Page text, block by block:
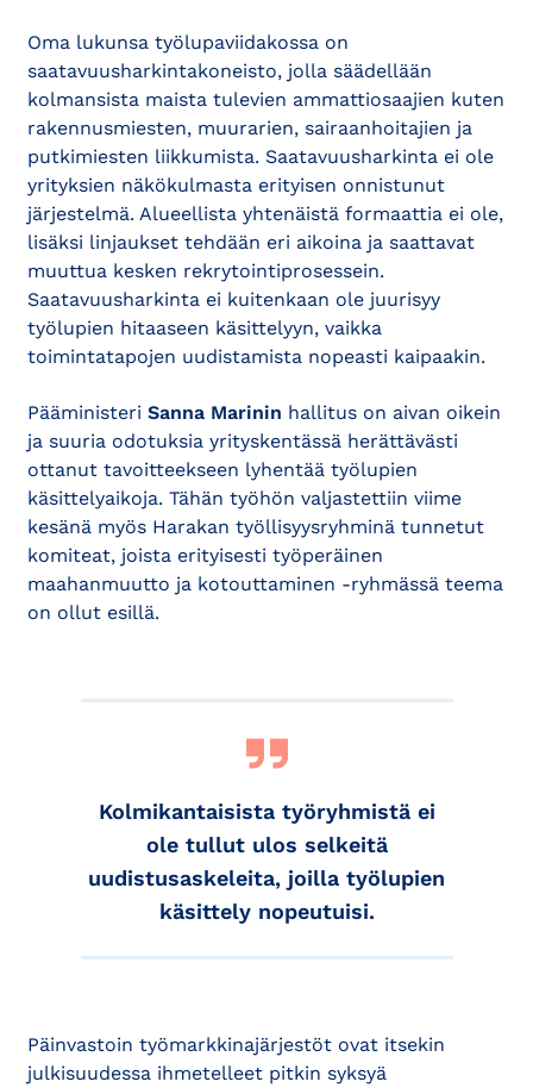
Oma lukunsa työlupaviidakossa on
saatavuusharkintakoneisto, jolla säädellään
kolmansista maista tulevien ammattiosaajien kuten
rakennusmiesten, muurarien, sairaanhoitajien ja
putkimiesten liikkumista. Saatavuusharkinta ei ole
yrityksien näkökulmasta erityisen onnistunut
järjestelmä. Alueellista yhtenäistä formaattia ei ole,
lisäksi linjaukset tehdään eri aikoina ja saattavat
muuttua kesken rekrytointiprosessein.
Saatavuusharkinta ei kuitenkaan ole juurisyy
työlupien hitaaseen käsittelyyn, vaikka
toimintatapojen uudistamista nopeasti kaipaakin.
Pääministeri Sanna Marinin hallitus on aivan oikein
ja suuria odotuksia yrityskentässä herättävästi
ottanut tavoitteekseen lyhentää työlupien
käsittelyaikoja. Tähän työhön valjastettiin viime
kesänä myös Harakan työllisyysryhminä tunnetut
komiteat, joista erityisesti työperäinen
maahanmuutto ja kotouttaminen -ryhmässä teema
on ollut esillä.
Kolmikantaisista työryhmistä ei
ole tullut ulos selkeitä
uudistusaskeleita, joilla työlupien
käsittely nopeutuisi.
Päinvastoin työmarkkinajärjestöt ovat itsekin
julkisuudessa ihmetelleet pitkin syksyä